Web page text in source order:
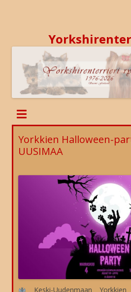
Yorkkien Halloween-
UUSIMAA
Keski-Uudenmaan